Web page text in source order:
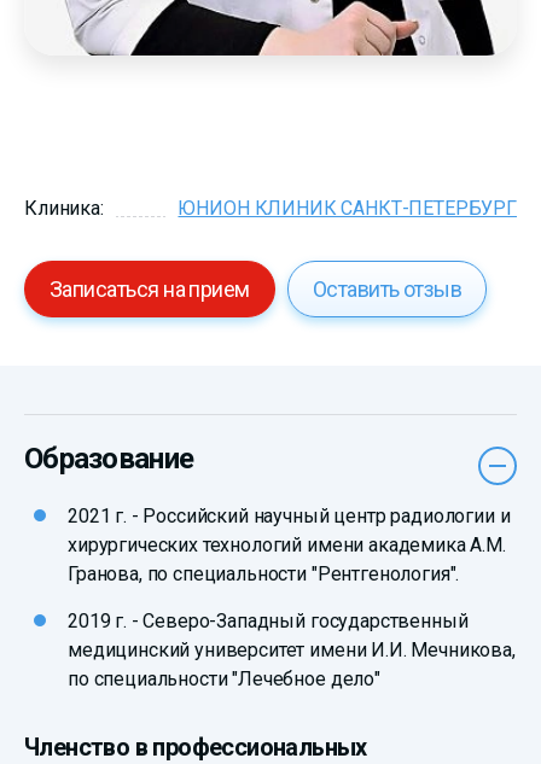
Клиника: ЮНИОН КЛИНИК САНКТ-ПЕТЕРБУРГ
Записаться на прием Оставить отзыв
Образование
2021 г. - Российский научный центр радиологии и
хирургических технологий имени академика А.М.
Гранова, по специальности "Рентгенология".
2019 г. - Северо-Западный государственный
медицинский университет имени И.И. Мечникова,
по специальности "Лечебное дело"
Членство в профессиональных